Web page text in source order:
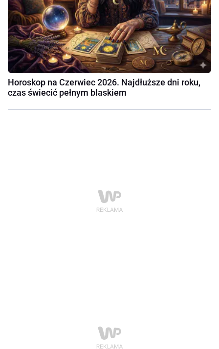
Horoskop na Czerwiec 2026. Najdłuższe dni roku,
czas świecić pełnym blaskiem